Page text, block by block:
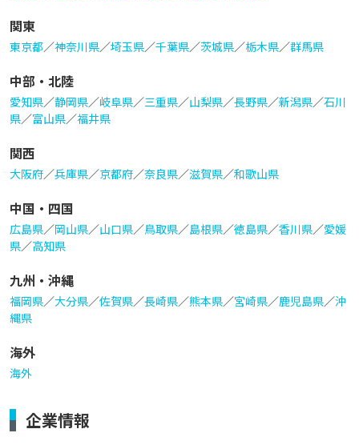
関東
東京都／神奈川県／埼玉県／千葉県／茨城県／栃木県／群馬県
中部・北陸
愛知県／静岡県／岐阜県／三重県／山梨県／長野県／新潟県／石川
県／富山県／福井県
関西
大阪府／兵庫県／京都府／奈良県／滋賀県／和歌山県
中国・四国
広島県／岡山県／山口県／鳥取県／島根県／徳島県／香川県／愛媛
県／高知県
九州・沖縄
福岡県／大分県／佐賀県／長崎県／熊本県／宮崎県／鹿児島県／沖
縄県
海外
海外
企業情報